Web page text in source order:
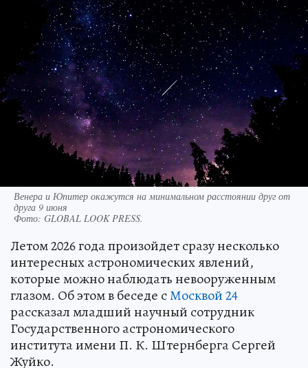
Венера и Юпитер окажутся на минимальном расстоянии друг от
друга 9 июня
Фото: GLOBAL LOOK PRESS.
Летом 2026 года произойдет сразу несколько
интересных астрономических явлений,
которые можно наблюдать невооруженным
глазом. Об этом в беседе сМосквой 24
рассказал младший научный сотрудник
Государственного астрономического
института имени П. К. Штернберга Сергей
Жуйко.